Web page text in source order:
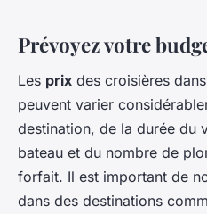
Prévoyez votre
Les prix des croisières
peuvent varier
destination, de la durée du
bateau et du nombre de
forfait. Il est important de
dans des destinations